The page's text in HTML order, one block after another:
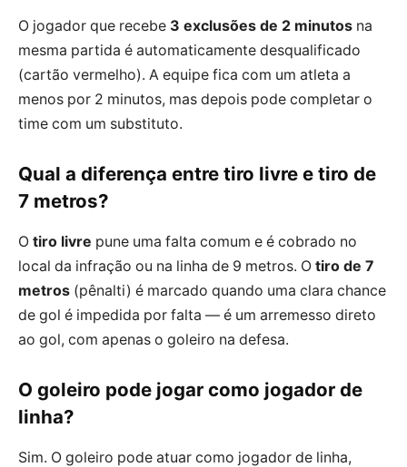
O jogador que recebe 3 exclusões de 2 minutos na
mesma partida é automaticamente desqualificado
(cartão vermelho). A equipe fica com um atleta a
menos por 2 minutos, mas depois pode completar o
time com um substituto.
Qual a diferença entre tiro livre e tiro de
7 metros?
O tiro livre pune uma falta comum e é cobrado no
local da infração ou na linha de 9 metros. O tiro de 7
metros (pênalti) é marcado quando uma clara chance
de gol é impedida por falta — é um arremesso direto
ao gol, com apenas o goleiro na defesa.
O goleiro pode jogar como jogador de
linha?
Sim. O goleiro pode atuar como jogador de linha,